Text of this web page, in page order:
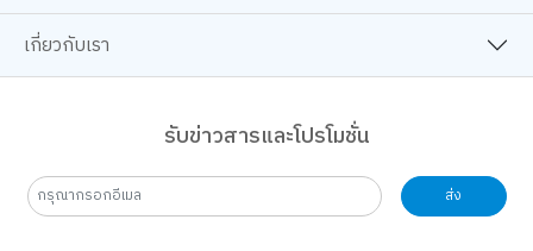
เกี่ยวกับเรา
รับข่าวสารและโปรโมชั่น
ส่ง